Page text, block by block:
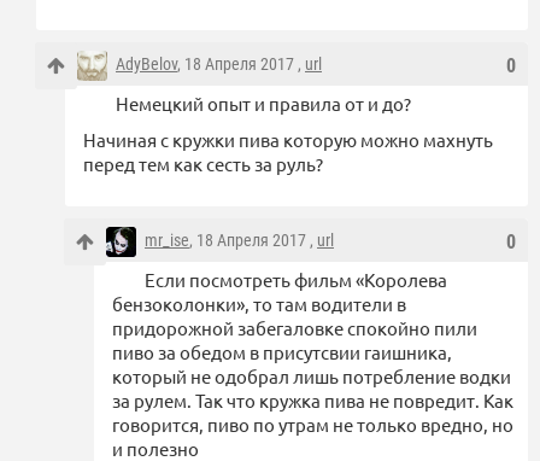
0
AdyBelov, 18 Апреля 2017 , url
Немецкий опыт и правила от и до?
Начиная с кружки пива которую можно махнуть
перед тем как сесть за руль?
0
mr_ise, 18 Апреля 2017 , url
Если посмотреть фильм «Королева
бензоколонки», то там водители в
придорожной забегаловке спокойно пили
пиво за обедом в присутсвии гаишника,
который не одобрал лишь потребление водки
за рулем. Так что кружка пива не повредит. Как
говорится, пиво по утрам не только вредно, но
и полезно